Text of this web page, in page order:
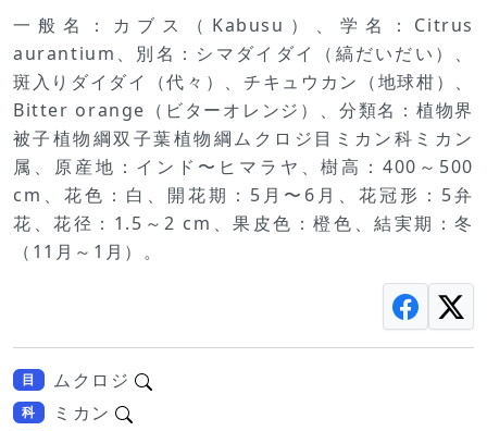
一般名：カブス（Kabusu）、学名：Citrus
aurantium、別名：シマダイダイ（縞だいだい）、
斑入りダイダイ（代々）、チキュウカン（地球柑）、
Bitter orange（ビターオレンジ）、分類名：植物界
被子植物綱双子葉植物綱ムクロジ目ミカン科ミカン
属、原産地：インド〜ヒマラヤ、樹高：400～500
cm、花色：白、開花期：5月〜6月、花冠形：5弁
花、花径：1.5～2 cm、果皮色：橙色、結実期：冬
（11月～1月）。
目 ムクロジ
科 ミカン